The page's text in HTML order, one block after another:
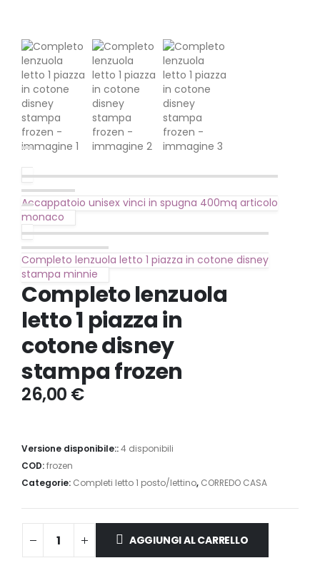
Accappatoio unisex vinci in spugna 400mq articolo
monaco
Completo lenzuola letto 1 piazza in cotone disney
stampa minnie
Completo lenzuola
letto 1 piazza in
cotone disney
stampa frozen
26,00 €
Versione disponibile::4 disponibili
COD:frozen
Categorie: Completi letto 1 posto/lettino, CORREDO CASA
AGGIUNGI AL CARRELLO